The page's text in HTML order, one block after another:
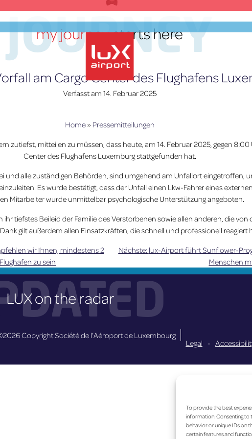
To provide the best
information. Consenting to
behavior or unique IDs on
certain features and
JOURNEY
my journeystarts here
am Cargo Center des Flughafens
Verfasst am 14. Februar 2025
Home» Pressemitteilungen
zutiefst, mitteilen zu müssen, dass heute, am 14. Februar 2025, gegen
Center des Flughafens Luxemburg stattgefunden hat.
und alle zuständigen Behörden, sind umgehend am Unfallort eingetroffen,
Es wurde bestätigt, dass der Unfall einen Lkw-Fahrer eines
Mitarbeiter wurde unmittelbar psychologische Unterstützung angeboten.
tiefstes Beileid der Familie des Verstorbenen sowie allen anderen, die
gilt außerdem allen Einsatzkräften, die schnell und professionell reagiert
wir Ihnen, mindestens 2
zu sein
Nächste: lux-Airport führt Sunflower-
Menschen
LUX on the radar
Copyright Société de l’Aéroport de Luxembourg
Legal -